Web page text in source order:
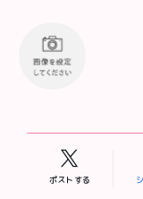
ポストする